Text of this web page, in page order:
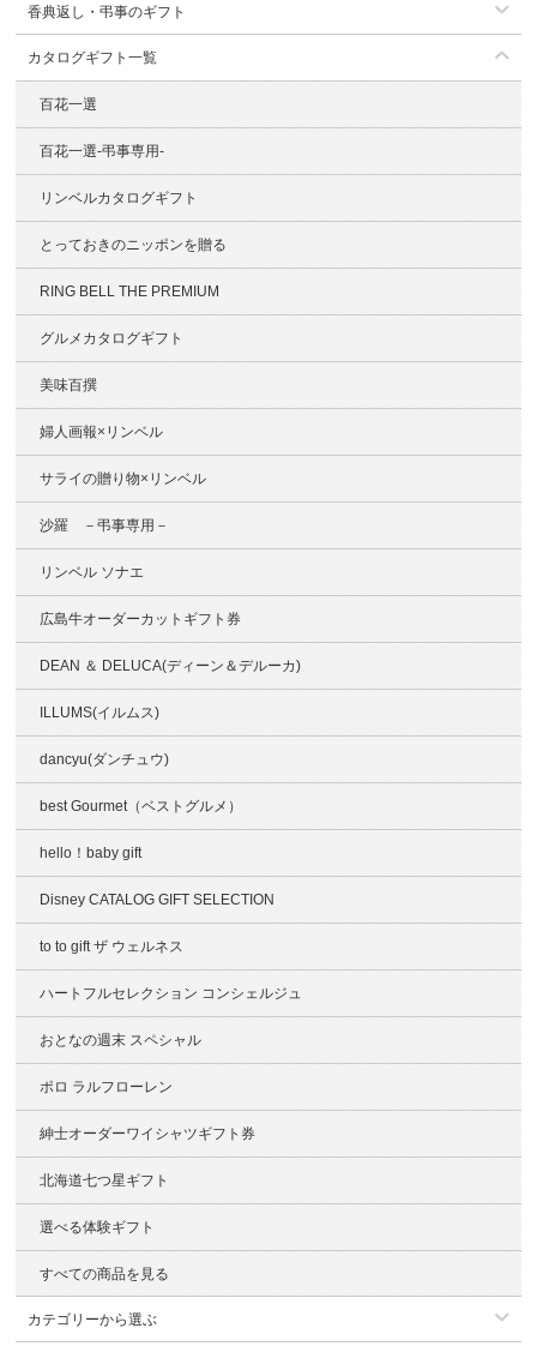
香典返し・弔事のギフト
カタログギフト一覧
百花一選
百花一選-弔事専用-
リンベルカタログギフト
とっておきのニッポンを贈る
RING BELL THE PREMIUM
グルメカタログギフト
美味百撰
婦人画報×リンベル
サライの贈り物×リンベル
沙羅 －弔事専用－
リンベル ソナエ
広島牛オーダーカットギフト券
DEAN ＆ DELUCA(ディーン＆デルーカ)
ILLUMS(イルムス)
dancyu(ダンチュウ)
best Gourmet（ベストグルメ）
hello！baby gift
Disney CATALOG GIFT SELECTION
to to gift ザ ウェルネス
ハートフルセレクション コンシェルジュ
おとなの週末 スペシャル
ポロ ラルフローレン
紳士オーダーワイシャツギフト券
北海道七つ星ギフト
選べる体験ギフト
すべての商品を見る
カテゴリーから選ぶ